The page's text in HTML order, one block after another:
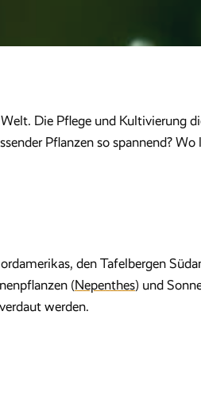
Die Pflege und Kultivierung
Pflanzen so spannend?
den Tafelbergen
(Nepenthes) und
werden.